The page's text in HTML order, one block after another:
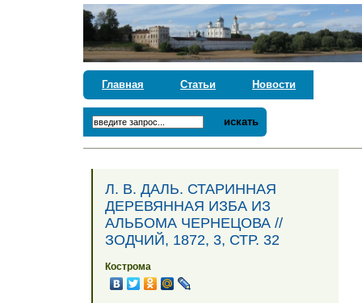
Главная Статьи Новости
искать
Л. В. ДАЛЬ. СТАРИННАЯ
ДЕРЕВЯННАЯ ИЗБА ИЗ
АЛЬБОМА ЧЕРНЕЦОВА //
ЗОДЧИЙ, 1872, 3, СТР. 32
Кострома